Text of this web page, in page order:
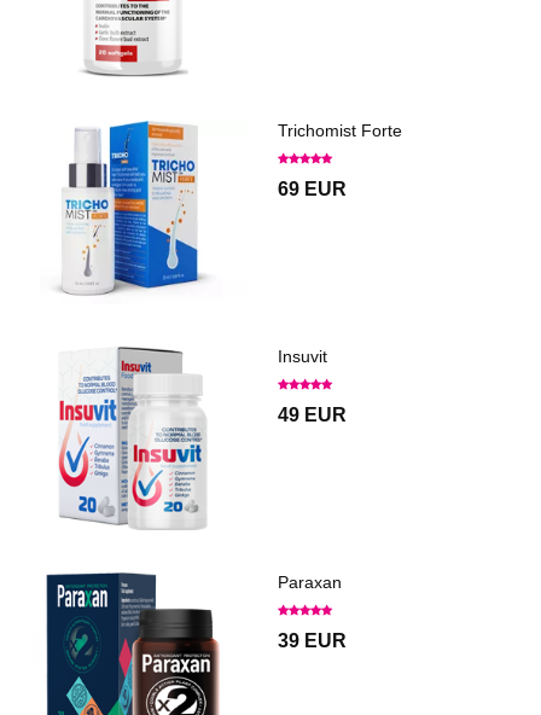
Trichomist Forte
69 EUR
Insuvit
49 EUR
Paraxan
39 EUR